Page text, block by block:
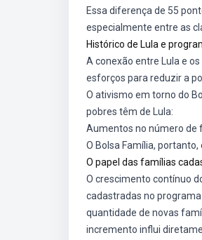
Essa diferença de 55
especialmente entre as
Histórico de Lula e
A conexão entre Lula e
esforços para reduzir a
O ativismo em torno do
pobres têm de Lula:
Aumentos no número de
O Bolsa Família,
O papel das famílias
O crescimento contínuo
cadastradas no
quantidade de novas
incremento influi